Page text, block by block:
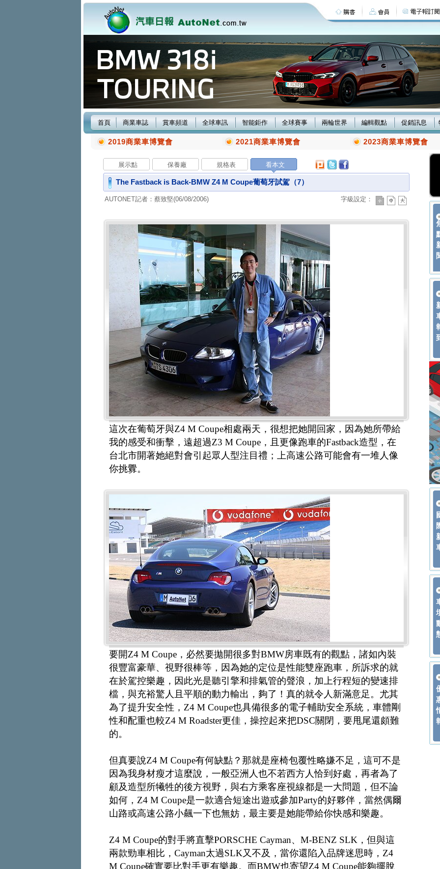
首頁 商業車誌 賞車頻道 全球車訊 智能鉅作 全球賽事 兩輪世界 編輯觀點 促銷訊息
2019商業車博覽會 2021商業車博覽會 2023商業車博覽會
展示點 保養廠 規格表 看本文
The Fastback is Back-BMW Z4 M Coupe葡萄牙試駕（7）
AUTONET記者：蔡致堅(06/08/2006) 字級設定：
這次在葡萄牙與Z4 M Coupe相處兩天，很想把她開回家，因為她所帶給
我的感受和衝擊，遠超過Z3 M Coupe，且更像跑車的Fastback造型，在
台北市開著她絕對會引起眾人型注目禮；上高速公路可能會有一堆人像
你挑釁。
要開Z4 M Coupe，必然要拋開很多對BMW房車既有的觀點，諸如內裝
很豐富豪華、視野很棒等，因為她的定位是性能雙座跑車，所訴求的就
在於駕控樂趣，因此光是聽引擎和排氣管的聲浪，加上行程短的變速排
檔，與充裕驚人且平順的動力輸出，夠了！真的就令人新滿意足。尤其
為了提升安全性，Z4 M Coupe也具備很多的電子輔助安全系統，車體剛
性和配重也較Z4 M Roadster更佳，操控起來把DSC關閉，要甩尾還頗難
的。
但真要說Z4 M Coupe有何缺點？那就是座椅包覆性略嫌不足，這可不是
因為我身材瘦才這麼說，一般亞洲人也不若西方人恰到好處，再者為了
顧及造型所犧牲的後方視野，與右方乘客座視線都是一大問題，但不論
如何，Z4 M Coupe是一款適合短途出遊或參加Party的好夥伴，當然偶爾
山路或高速公路小飆一下也無妨，最主要是她能帶給你快感和樂趣。
Z4 M Coupe的對手將直擊PORSCHE Cayman、M-BENZ SLK，但與這
兩款勁車相比，Cayman太過SLK又不及，當你還陷入品牌迷思時，Z4
M Coupe確實要比對手更有樂趣。而BMW也寄望Z4 M Coupe能夠擺脫